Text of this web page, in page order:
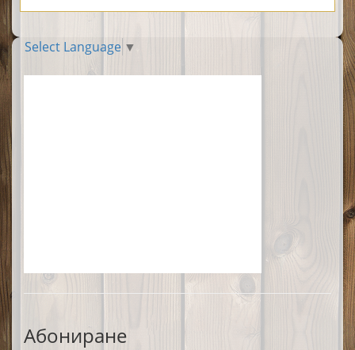
Select Language ▼
Абониране